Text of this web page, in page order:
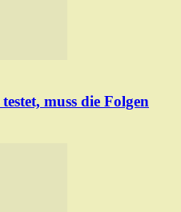
muss die Folgen